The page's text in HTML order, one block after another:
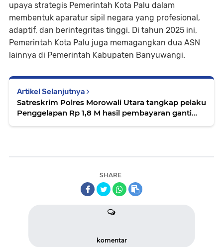
upaya strategis Pemerintah Kota Palu dalam
membentuk aparatur sipil negara yang profesional,
adaptif, dan berintegritas tinggi. Di tahun 2025 ini,
Pemerintah Kota Palu juga memagangkan dua ASN
lainnya di Pemerintah Kabupaten Banyuwangi.
Artikel Selanjutnya
Satreskrim Polres Morowali Utara tangkap pelaku
Penggelapan Rp 1,8 M hasil pembayaran ganti
SHARE
komentar